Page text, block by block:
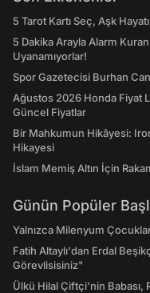
5 Tarot Kartı Seç, Aşk
5 Dakika Arayla Alarm
Uyanamıyorlar!
Spor Gazetecisi Burhan
Ağustos 2026 Honda Fiyat
Güncel Fiyatlar
Bir Mahkumun Hikâyesi:
Hikayesi
İslam Memiş Altın İçin
Günün Popüler
Yalnızca Milenyum
Fatih Altaylı'dan Erdal
Görevlisisiniz"
Ülkü Hilal Çiftçi'nin Babası,